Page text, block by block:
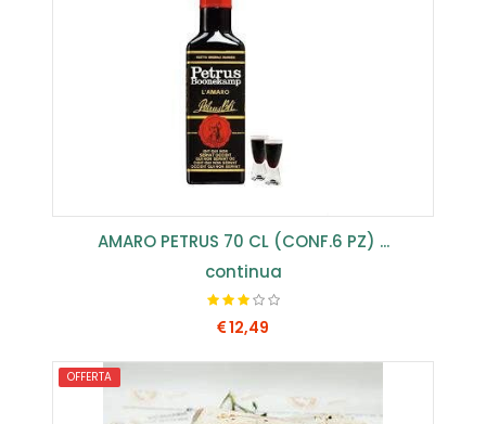
AMARO PETRUS 70 CL (CONF.6 PZ) ...
continua
12,49
COMPRA SUBITO
OFFERTA